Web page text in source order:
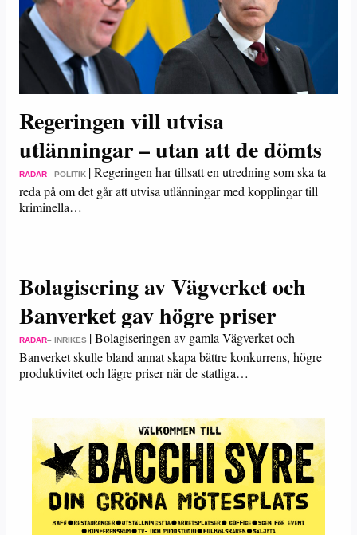
Regeringen vill utvisa
utlänningar – utan att de dömts
RADAR– POLITIK |Regeringen har tillsatt en utredning som ska ta
reda på om det går att utvisa utlänningar med kopplingar till
kriminella…
Bolagisering av Vägverket och
Banverket gav högre priser
RADAR– INRIKES |Bolagiseringen av gamla Vägverket och
Banverket skulle bland annat skapa bättre konkurrens, högre
produktivitet och lägre priser när de statliga…